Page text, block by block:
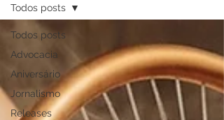
Todos posts
Advocacia
Aniversário
Jornalismo
Releases
Todos posts